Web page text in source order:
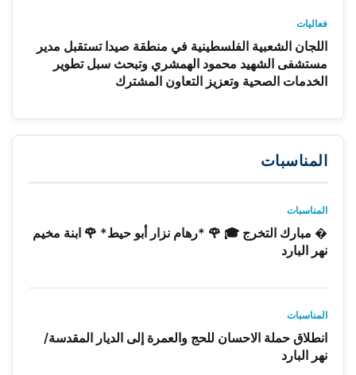
فعاليات
اللجان الشعبية الفلسطينية في منطقة صيدا تستقبل مدير
مستشفى الشهيد محمود الهمشري وتبحث سبل تطوير
الخدمات الصحية وتعزيز التعاون المشترك
المناسبات
المناسبات
� مبارك التخرج 🎓 🌹 *رهام نزار أبو حيط* 🌹 ابنة مخيم
نهر البارد
المناسبات
انطلاق حملة الاحسان للحج والعمرة إلى الديار المقدسة/
نهر البارد